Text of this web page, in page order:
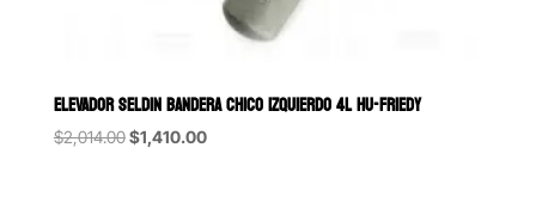
ELEVADOR SELDIN BANDERA CHICO IZQUIERDO 4L HU-FRIEDY
$2,014.00Original
$1,410.00Current